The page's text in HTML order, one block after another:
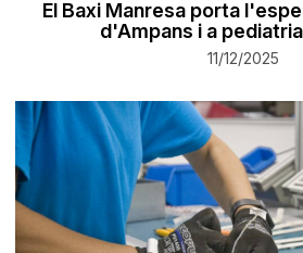
El Baxi Manresa porta
d'Ampans i a
11/12/2025